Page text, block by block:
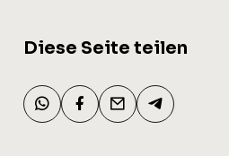
Diese Seite teilen